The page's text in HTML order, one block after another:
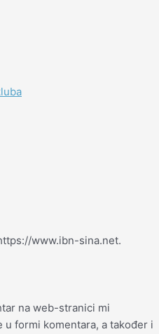
www.ibn-sina.net.
na web-stranici mi
formi komentara, a također i